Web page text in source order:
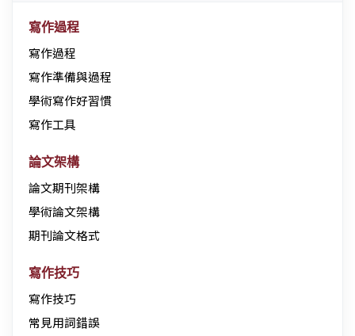
寫作過程
寫作過程
寫作準備與過程
學術寫作好習慣
寫作工具
論文架構
論文期刊架構
學術論文架構
期刊論文格式
寫作技巧
寫作技巧
常見用詞錯誤